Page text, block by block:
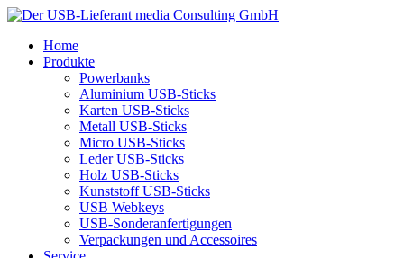
Home
Produkte
Powerbanks
Aluminium USB-Sticks
Karten USB-Sticks
Metall USB-Sticks
Micro USB-Sticks
Leder USB-Sticks
Holz USB-Sticks
Kunststoff USB-Sticks
USB Webkeys
USB-Sonderanfertigungen
Verpackungen und Accessoires